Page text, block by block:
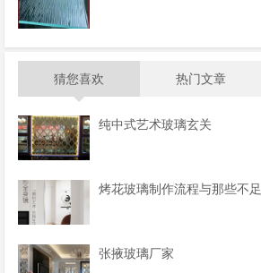
猜您喜欢 热门文章
纯中式艺术玻璃玄关
烤花玻璃制作流程与那些不足
张掖玻璃厂家